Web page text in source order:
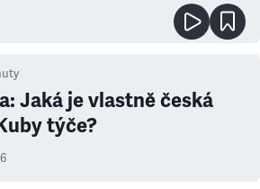
Jaká je vlastně česká
týče?